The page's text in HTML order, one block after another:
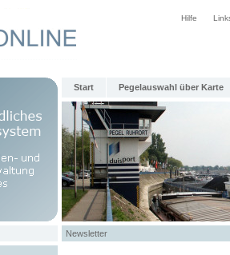
Hilfe
Start Pegelauswahl über Karte
Newsletter